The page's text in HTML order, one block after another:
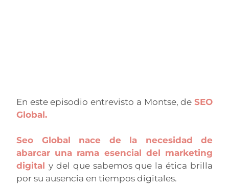
En este episodio entrevisto a Montse, de SEO
Global.
Seo Global nace de la necesidad de
abarcar una rama esencial del marketing
digital y del que sabemos que la ética brilla
por su ausencia en tiempos digitales.